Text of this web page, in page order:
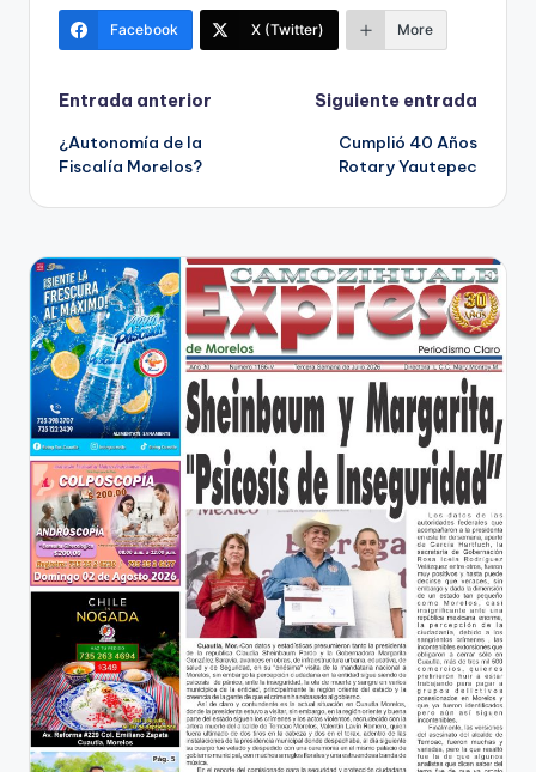
Facebook X (Twitter) More
Navegación
de
entradas
Entrada anterior
¿Autonomía de la
Fiscalía Morelos?
Siguiente entrada
Cumplió 40 Años
Rotary Yautepec